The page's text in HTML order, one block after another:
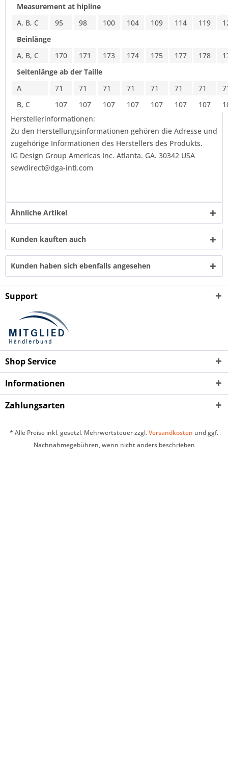
Measurement at hipline
A, B, C
95 98 100 104 109 114 119
Beinlänge
A, B, C
170 171 173 174 175 177 178
Seitenlänge ab der Taille
A
71 71 71 71 71 71 71
B, C
107 107 107 107 107 107 107
Herstellerinformationen:
Zu den Herstellungsinformationen gehören die Adresse und
zugehörige Informationen des Herstellers des Produkts.
IG Design Group Americas Inc. Atlanta. GA. 30342 USA
sewdirect@dga-intl.com
Ähnliche Artikel
Kunden kauften auch
Kunden haben sich ebenfalls angesehen
Support
Shop Service
Informationen
Zahlungsarten
* Alle Preise inkl. gesetzl. Mehrwertsteuer zzgl.Versandkosten und ggf.
Nachnahmegebühren, wenn nicht anders beschrieben